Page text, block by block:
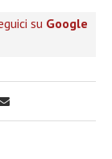
su Google